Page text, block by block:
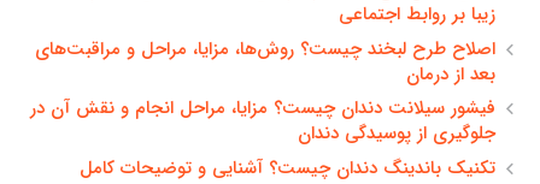
زیبا بر روابط اجتماعی
اصلاح طرح لبخند چیست؟ روش‌ها، مزایا، مراحل و مراقبت‌های
بعد از درمان
فیشور سیلانت دندان چیست؟ مزایا، مراحل انجام و نقش آن در
جلوگیری از پوسیدگی دندان
تکنیک باندینگ دندان چیست؟ آشنایی و توضیحات کامل